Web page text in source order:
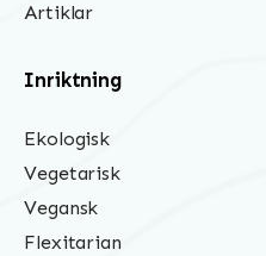
Artiklar
Inriktning
Ekologisk
Vegetarisk
Vegansk
Flexitarian